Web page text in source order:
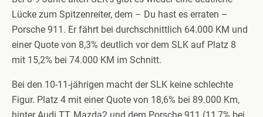
Lücke zum Spitzenreiter, dem – Du hast es erraten –
Porsche 911. Er fährt bei durchschnittlich 64.000 KM und
einer Quote von 8,3% deutlich vor dem SLK auf Platz 8
mit 15,2% bei 74.000 KM im Schnitt.
Bei den 10-11-jährigen macht der SLK keine schlechte
Figur. Platz 4 mit einer Quote von 18,6% bei 89.000 Km,